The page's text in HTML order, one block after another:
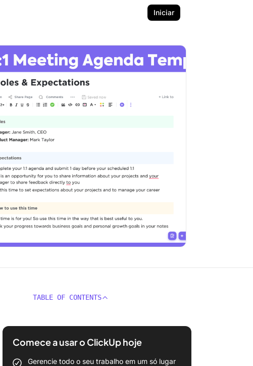
Iniciar
TABLE OF CONTENTS
Comece a usar o ClickUp hoje
Gerencie todo o seu trabalho em um só lugar